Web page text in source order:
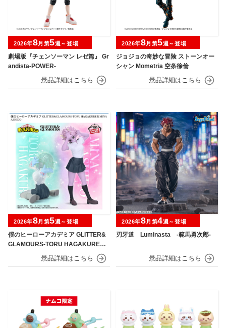
劇場版『チェンソーマン レゼ篇』 Gr
andista-POWER-
2026年8月第5週～登場
ジョジョの奇妙な冒険 ストーンオー
シャン Mometria 空条徐倫
2026年8月第5週～登場
僕のヒーローアカデミア GLITTER&
GLAMOURS-TORU HAGAKURE＆
MINA ASHIDO-
2026年8月第5週～登場
刃牙道 Luminasta ‐範馬勇次郎‐
2026年8月第4週～登場